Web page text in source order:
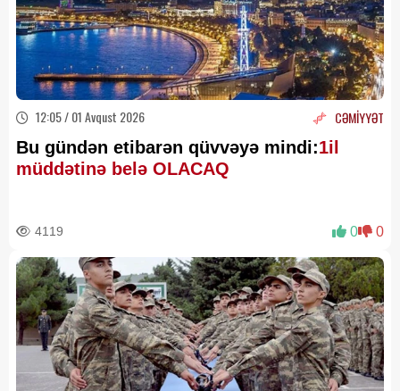
12:05 / 01 Avqust 2026 CƏMİYYƏT
Bu gündən etibarən qüvvəyə mindi:1il
müddətinə belə OLACAQ
4119 0 0